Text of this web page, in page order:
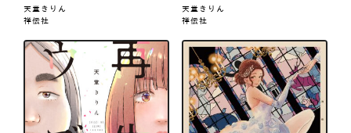
天堂きりん
祥伝社
天堂きりん
祥伝社